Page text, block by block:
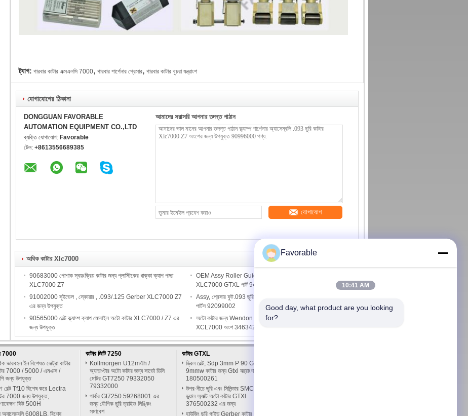
ট্যাগ: গারবার কাটার এক্সএলসি 7000, গারবার শার্পেনার প্রেসার, গারবার কাটার খুচরা যন্ত্রাংশ
যোগাযোগের ঠিকানা
DONGGUAN FAVORABLE
AUTOMATION EQUIPMENT CO.,LTD
ব্যক্তি যোগাযোগ: Favorable
টেল: +8613556689385
আমাদের সরাসরি আপনার তদন্ত পাঠান
যোগাযোগ
অধিক কাটার Xlc7000
90683000 পোশাক স্বয়ংক্রিয় কাটার জন্য প্লাস্টিকের ধাক্কা ক্যাপ পাছা
XLC7000 Z7
OEM Assy Roller Guide Lower Suitable For Cutter
XLC7000 GTXL পার্ট 94065000
91002000 সুইভেল , স্কোয়ার , .093/.125 Gerber XLC7000 Z7
এর জন্য উপযুক্ত
Assy, প্রেসার ফুট.093 ছুরি, Hwki কাটার জন্য XLC7000 Paragon
পার্টস 92099002
90565000 বেল্ট ক্ল্যাম্প ক্যাপ মোবাইল অটো কাটার XLC7000 / Z7 এর
জন্য উপযুক্ত
অটো কাটার জন্য Wendon W40-3-104 রটার স্লিপিং যোগাযোগ করুন
XCL7000 অংশ 346342204
7000
ভারবহন ইন বিশেষত লেক্ট্রা কাটার
7000 / 5000 / এমএক্স /
জন্য উপযুক্ত
বেল্ট Tf10 বিশেষ করে Lectra
7000 জন্য উপযুক্ত,
কিট 500H
অ্যাসেম্বলি 6008LB, বিশেষ
কাটার জিটি 7250
Kollmorgen U12m4h /
অ্যাডাপ্টার অটো কাটার জন্য সার্ভো ডিসি
মোটর GT7250 79332050
79332000
গার্বার Gt7250 59268001 এর
জন্য যৌগিক ছুরি ড্রাইভ লিঙ্কিং
সমাবেশ
কাটার GTXL
ড্রিল বেল্ট, Sdp 3mm P 90 Grv
9mmw কাটার জন্য Gtxl যন্ত্রাংশ
180500261
উপর-নীচে ছুরি এবং সিলিন্ডার SMC
ডুয়াল অ্যাক্ট অটো কাটার GTXl
376500232 এর জন্য
হাউজিং ছুরি গাইড Gerber কাটার জন্য
Favorable
10:41 AM
Good day, what product are you looking
for?